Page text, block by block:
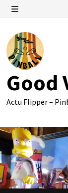
Passer
contenu
Good
Actu Flipper –